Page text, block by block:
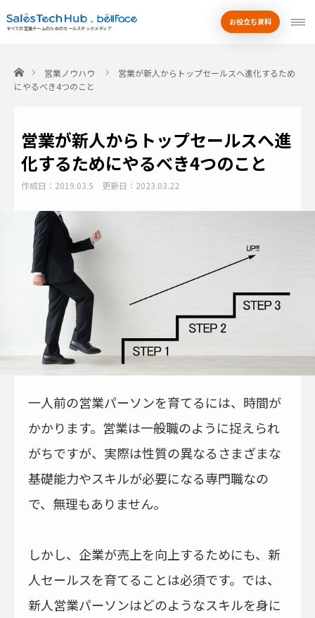
by
すべての営業チームのためのセールステックメディア
お役立ち資料
ホーム営業ノウハウ
営業が新人からトップセールスへ進化するため
にやるべき4つのこと
営業が新人からトップセールスへ進
化するためにやるべき4つのこと
作成日：2019.03.5 更新日：2023.03.22
一人前の営業パーソンを育てるには、時間が
かかります。営業は一般職のように捉えられ
がちですが、実際は性質の異なるさまざまな
基礎能力やスキルが必要になる専門職なの
で、無理もありません。
しかし、企業が売上を向上するためにも、新
人セールスを育てることは必須です。では、
新人営業パーソンはどのようなスキルを身に